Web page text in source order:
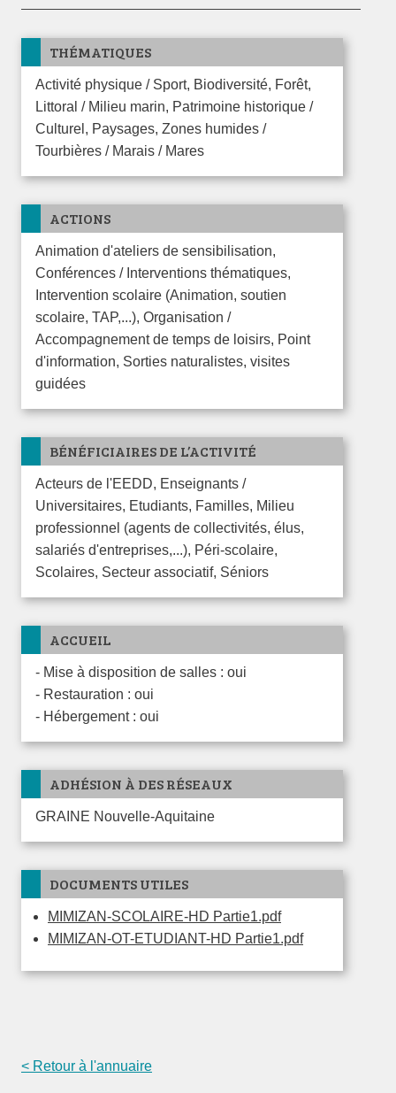
THÉMATIQUES
Activité physique / Sport, Biodiversité, Forêt,
Littoral / Milieu marin, Patrimoine historique /
Culturel, Paysages, Zones humides /
Tourbières / Marais / Mares
ACTIONS
Animation d'ateliers de sensibilisation,
Conférences / Interventions thématiques,
Intervention scolaire (Animation, soutien
scolaire, TAP,...), Organisation /
Accompagnement de temps de loisirs, Point
d'information, Sorties naturalistes, visites
guidées
BÉNÉFICIAIRES DE L’ACTIVITÉ
Acteurs de l'EEDD, Enseignants /
Universitaires, Etudiants, Familles, Milieu
professionnel (agents de collectivités, élus,
salariés d'entreprises,...), Péri-scolaire,
Scolaires, Secteur associatif, Séniors
ACCUEIL
- Mise à disposition de salles : oui
- Restauration : oui
- Hébergement : oui
ADHÉSION À DES RÉSEAUX
GRAINE Nouvelle-Aquitaine
DOCUMENTS UTILES
MIMIZAN-SCOLAIRE-HD Partie1.pdf
MIMIZAN-OT-ETUDIANT-HD Partie1.pdf
< Retour à l'annuaire